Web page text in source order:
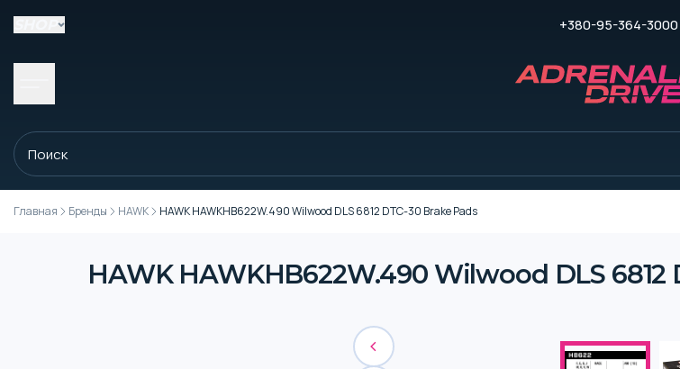
+380-95-364-3000
Главная Бренды HAWK HAWK HAWKHB622W.490 Wilwood DLS 6812 DTC-30 Brake Pads
HAWK HAWKHB622W.490 Wilwood DLS 6812